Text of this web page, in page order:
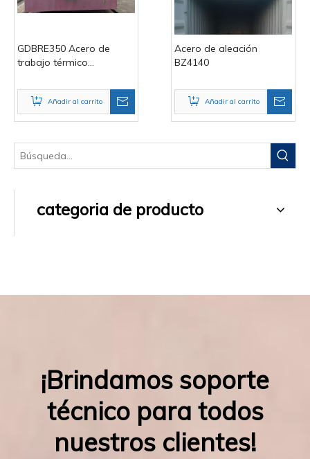
GDBRE350 Acero de
trabajo térmico
Añadir al carrito
Acero de aleación
BZ4140
Añadir al carrito
categoria de producto
¡Brindamos soporte
técnico para todos
nuestros clientes!